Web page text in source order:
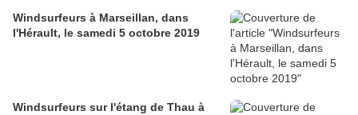
Windsurfeurs à Marseillan, dans
l'Hérault, le samedi 5 octobre 2019
Windsurfeurs sur l'étang de Thau à